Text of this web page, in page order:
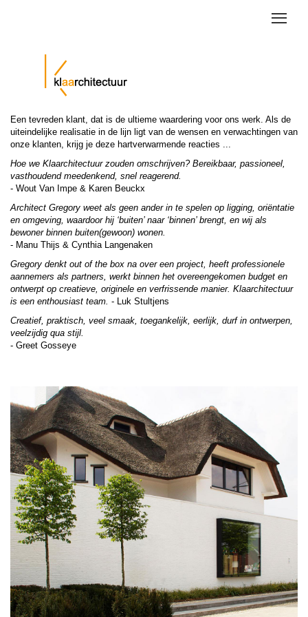
Toggle
Een tevreden klant, dat is de ultieme waardering voor ons werk. Als de
uiteindelijke realisatie in de lijn ligt van de wensen en verwachtingen van
onze klanten, krijg je deze hartverwarmende reacties ...
Hoe we Klaarchitectuur zouden omschrijven? Bereikbaar, passioneel,
vasthoudend meedenkend, snel reagerend.
- Wout Van Impe & Karen Beuckx
Architect Gregory weet als geen ander in te spelen op ligging, oriëntatie
en omgeving, waardoor hij ‘buiten’ naar ‘binnen’ brengt, en wij als
bewoner binnen buiten(gewoon) wonen.
- Manu Thijs & Cynthia Langenaken
Gregory denkt out of the box na over een project, heeft professionele
aannemers als partners, werkt binnen het overeengekomen budget en
ontwerpt op creatieve, originele en verfrissende manier. Klaarchitectuur
is een enthousiast team. - Luk Stultjens
Creatief, praktisch, veel smaak, toegankelijk, eerlijk, durf in ontwerpen,
veelzijdig qua stijl.
- Greet Gosseye